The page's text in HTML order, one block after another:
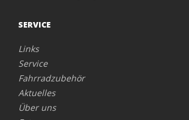
SERVICE
Links
Service
Fahrradzubehör
Aktuelles
Über uns